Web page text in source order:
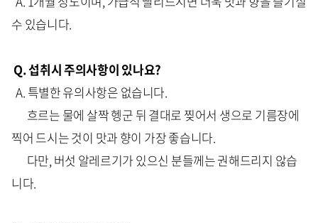
수 있습니다.
Q. 섭취시 주의사항이 있나요?
A. 특별한 유의사항은 없습니다.
흐르는 물에 살짝 헹군 뒤 결대로 찢어서 생으로 기름장에
찍어 드시는 것이 맛과 향이 가장 좋습니다.
다만, 버섯 알레르기가 있으신 분들께는 권해드리지 않습
니다.